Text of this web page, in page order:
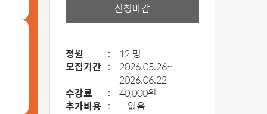
신청마감
정원 :
12 명
모집기간 :
2026.05.26~
2026.06.22
수강료
:
40,000원
추가비용 : 없음